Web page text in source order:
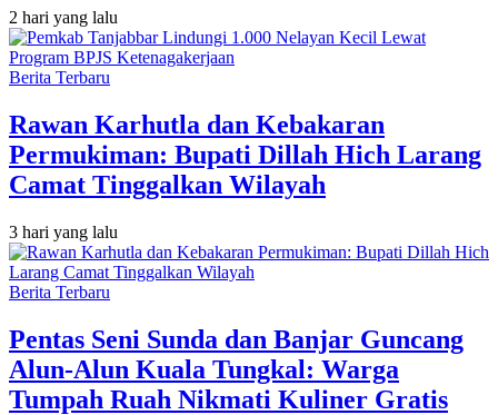
2 hari yang lalu
Berita Terbaru
Rawan Karhutla dan Kebakaran
Permukiman: Bupati Dillah Hich Larang
Camat Tinggalkan Wilayah
3 hari yang lalu
Berita Terbaru
Pentas Seni Sunda dan Banjar Guncang
Alun-Alun Kuala Tungkal: Warga
Tumpah Ruah Nikmati Kuliner Gratis